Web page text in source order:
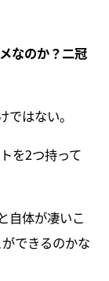
なのか？二冠
はない。
を2つ持って
自体が凄いこ
できるのかな